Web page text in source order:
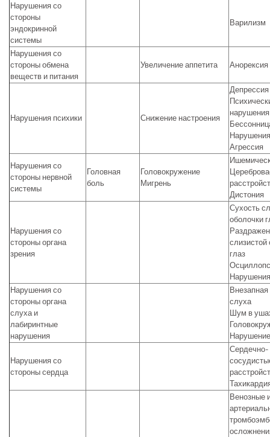
Нарушения со
стороны
эндокринной
системы
Варилизм
Нарушения со
стороны обмена
веществ и питания
Увеличение аппетита Анорексия
Нарушения психики Снижение настроения
Депрессия
нарушения
Агрессия
Нарушения со
стороны нервной
системы
Головная
боль
Головокружение
Мигрень
Дистония
Нарушения со
стороны органа
зрения
Сухость
оболочки
слизистой
глаз
Нарушения со
стороны органа
слуха и
лабиринтные
нарушения
Внезапная
слуха
Шум в
Нарушения со
стороны сердца
Сердечно-
Венозные